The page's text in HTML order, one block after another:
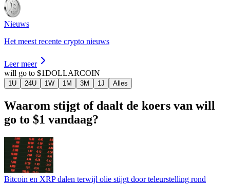
Nieuws
Het meest recente crypto nieuws
Leer meer
will go to $1DOLLARCOIN
1U 24U 1W 1M 3M 1J Alles
Waarom stijgt of daalt de koers van will
go to $1 vandaag?
Bitcoin en XRP dalen terwijl olie stijgt door teleurstelling rond